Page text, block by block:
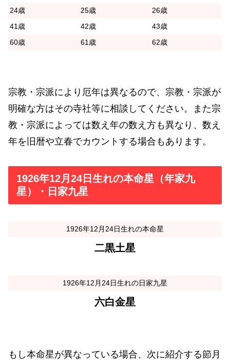
24歳
25歳
26歳
41歳
42歳
43歳
60歳
61歳 62歳
宗教・宗派により厄年は異なるので、宗教・宗派が
明確な方はその寺社等に相談してください。また宗
教・宗派によっては数え年の数え方も異なり、数え
年を旧暦や立春でカウントする場合もあります。
1926年12月24日生れの本命星（年家九
星）・日家九星
1926年12月24日生れの本命星
二黒土星
1926年12月24日生れの日家九星
六白金星
もし本命星が異なっている場合、次に紹介する節月